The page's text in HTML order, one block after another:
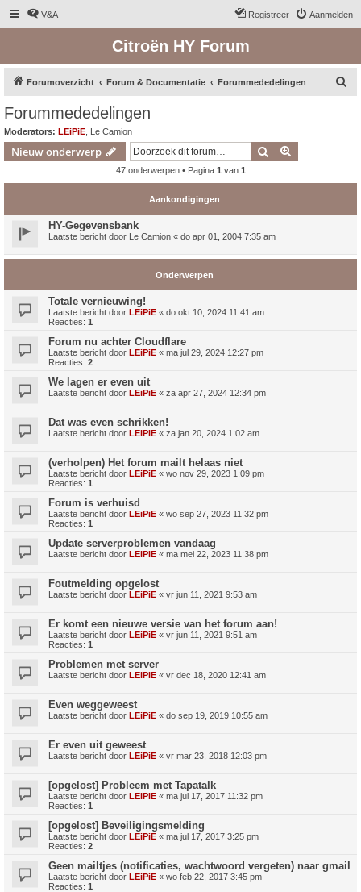
V&A Aanmelden
Registreer
Citroën HY Forum
Forumoverzicht Forum & Documentatie Forummededelingen
Forummededelingen
Moderators: LEiPiE Le Camion
Nieuw onderwerp Zoek
47 onderwerpen • Pagina 1 van 1
Aankondigingen
HY-Gegevensbank
Laatste bericht door Le Camion « do apr 01, 2004 7:35 am
Onderwerpen
Totale vernieuwing!
Laatste bericht door LEiPiE « do okt 10, 2024 11:41 am
Reacties: 1
Forum nu achter Cloudflare
Laatste bericht door LEiPiE « ma jul 29, 2024 12:27 pm
Reacties: 2
We lagen er even uit
Laatste bericht door LEiPiE « za apr 27, 2024 12:34 pm
Dat was even schrikken!
Laatste bericht door LEiPiE « za jan 20, 2024 1:02 am
(verholpen) Het forum mailt helaas niet
Laatste bericht door LEiPiE « wo nov 29, 2023 1:09 pm
Reacties: 1
Forum is verhuisd
Laatste bericht door LEiPiE « wo sep 27, 2023 11:32 pm
Reacties: 1
Update serverproblemen vandaag
Laatste bericht door LEiPiE « ma mei 22, 2023 11:38 pm
Foutmelding opgelost
Laatste bericht door LEiPiE « vr jun 11, 2021 9:53 am
Er komt een nieuwe versie van het forum aan!
Laatste bericht door LEiPiE « vr jun 11, 2021 9:51 am
Reacties: 1
Problemen met server
Laatste bericht door LEiPiE « vr dec 18, 2020 12:41 am
Even weggeweest
Laatste bericht door LEiPiE « do sep 19, 2019 10:55 am
Er even uit geweest
Laatste bericht door LEiPiE « vr mar 23, 2018 12:03 pm
[opgelost] Probleem met Tapatalk
Laatste bericht door LEiPiE « ma jul 17, 2017 11:32 pm
Reacties: 1
[opgelost] Beveiligingsmelding
Laatste bericht door LEiPiE « ma jul 17, 2017 3:25 pm
Reacties: 2
Geen mailtjes (notificaties, wachtwoord vergeten) naar gmail
Laatste bericht door LEiPiE « wo feb 22, 2017 3:45 pm
Reacties: 1